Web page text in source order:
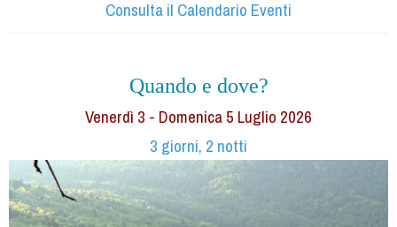
Consulta il Calendario Eventi
Quando e dove?
Venerdì 3 - Domenica 5 Luglio 2026
3 giorni, 2 notti